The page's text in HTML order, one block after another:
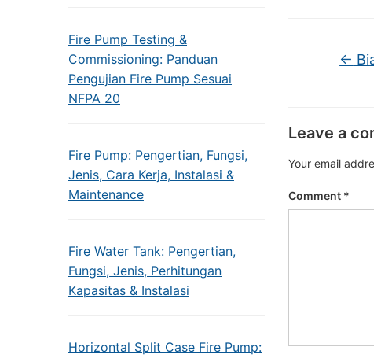
Fire Pump Testing &
Commissioning: Panduan
Pengujian Fire Pump Sesuai
NFPA 20
Fire Pump: Pengertian, Fungsi,
Jenis, Cara Kerja, Instalasi &
Maintenance
Fire Water Tank: Pengertian,
Fungsi, Jenis, Perhitungan
Kapasitas & Instalasi
Horizontal Split Case Fire Pump:
←
Leave a
Your email
Comment *